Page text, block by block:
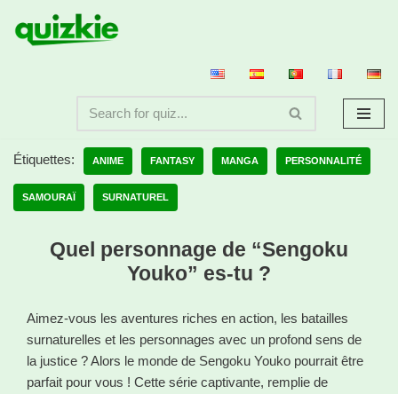
Aller
Étiquettes: ANIME FANTASY MANGA PERSONNALITÉ
SAMOURAÏ SURNATUREL
Quel personnage de “Sengoku
Youko” es-tu ?
Aimez-vous les aventures riches en action, les batailles
surnaturelles et les personnages avec un profond sens de
la justice ? Alors le monde de Sengoku Youko pourrait être
parfait pour vous ! Cette série captivante, remplie de